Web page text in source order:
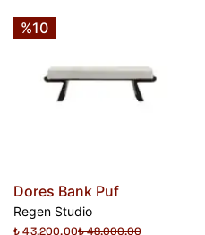
%10
Dores Bank Puf
Regen Studio
₺ 43,200.00₺ 48,000.00